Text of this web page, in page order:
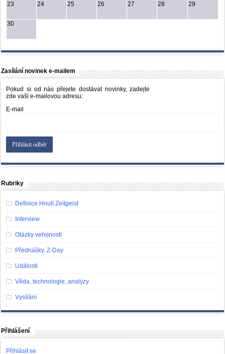
23 24 25 26 27 28 29
30
Zasílání novinek e-mailem
Pokud si od nás přejete dostávat novinky, zadejte
zde vaši e-mailovou adresu:
E-mail
Rubriky
Definice Hnutí Zeitgeist
Interview
Otázky veřejnosti
Přednášky, Z-Day
Události
Věda, technologie, analýzy
Vysílání
Přihlášení
Přihlásit se